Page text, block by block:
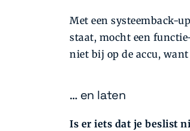
Met een systeemback-
staat, mocht een
niet bij op de accu,
… en laten
Is er iets dat je beslist